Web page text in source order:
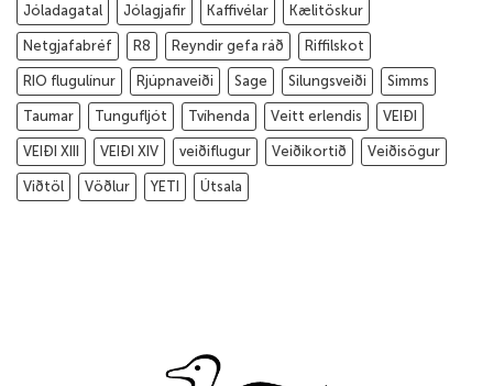
Jóladagatal Jólagjafir Kaffivélar Kælitöskur
Netgjafabréf R8 Reyndir gefa ráð Riffilskot
RIO flugulínur Rjúpnaveiði Sage Silungsveiði Simms
Taumar Tungufljót Tvíhenda Veitt erlendis VEIÐI
VEIÐI XIII VEIÐI XIV veiðiflugur Veiðikortið Veiðisögur
Viðtöl Vöðlur YETI Útsala